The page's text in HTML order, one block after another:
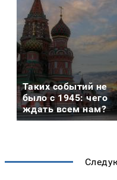
Таких событий не
было с 1945: чего
ждать всем нам?